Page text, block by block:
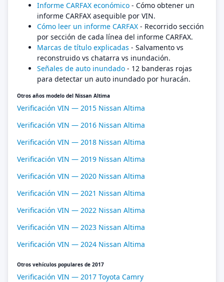
Informe CARFAX económico - Cómo obtener un
informe CARFAX asequible por VIN.
Cómo leer un informe CARFAX - Recorrido sección
por sección de cada línea del informe CARFAX.
Marcas de título explicadas - Salvamento vs
reconstruido vs chatarra vs inundación.
Señales de auto inundado - 12 banderas rojas
para detectar un auto inundado por huracán.
Otros años modelo del Nissan Altima
Verificación VIN — 2015 Nissan Altima
Verificación VIN — 2016 Nissan Altima
Verificación VIN — 2018 Nissan Altima
Verificación VIN — 2019 Nissan Altima
Verificación VIN — 2020 Nissan Altima
Verificación VIN — 2021 Nissan Altima
Verificación VIN — 2022 Nissan Altima
Verificación VIN — 2023 Nissan Altima
Verificación VIN — 2024 Nissan Altima
Otros vehículos populares de 2017
Verificación VIN — 2017 Toyota Camry